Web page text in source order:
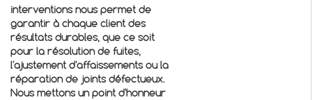
interventions nous permet de
garantir à chaque client des
résultats durables, que ce soit
pour la résolution de fuites,
l'ajustement d'affaissements ou la
réparation de joints défectueux.
Nous mettons un point d'honneur